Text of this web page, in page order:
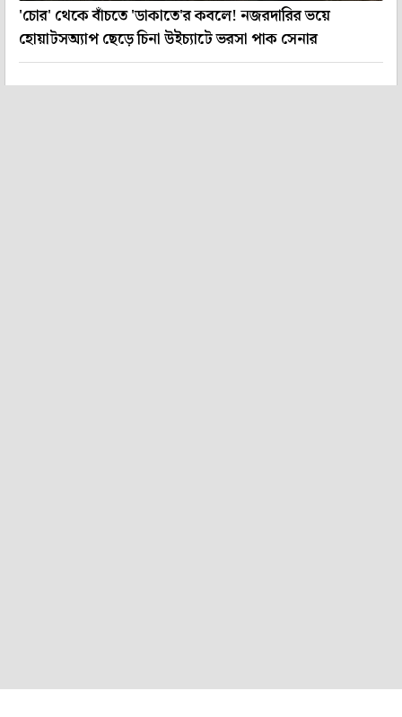
'চোর' থেকে বাঁচতে 'ডাকাতে'র কবলে! নজরদারির ভয়ে
হোয়াটসঅ্যাপ ছেড়ে চিনা উইচ্যাটে ভরসা পাক সেনার